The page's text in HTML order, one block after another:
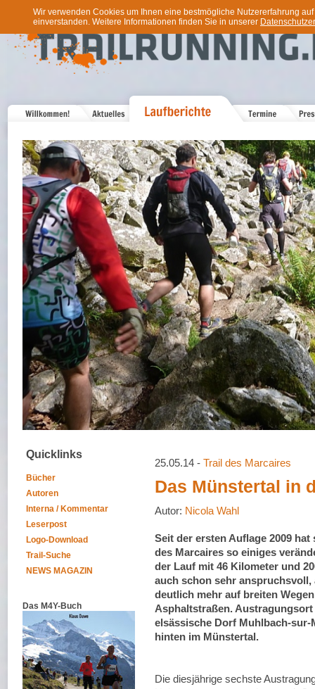
Wir verwenden Cookies um Ihnen eine bestmögliche Nutzererfahrung
einverstanden. Weitere Informationen finden Sie in unserer
Quicklinks
Bücher
Autoren
Interna / Kommentar
Leserpost
Logo-Download
Trail-Suche
NEWS MAGAZIN
Das M4Y-Buch
25.05.14 - Trail des Marcaires
Das Münstertal in
Autor: Nicola Wahl
Seit der ersten Auflage 2009 hat
des Marcaires so einiges
der Lauf mit 46 Kilometer und
auch schon sehr anspruchsvoll,
deutlich mehr auf breiten
Asphaltstraßen. Austragungsort
elsässische Dorf Muhlbach-sur-
hinten im Münstertal.
Die diesjährige sechste